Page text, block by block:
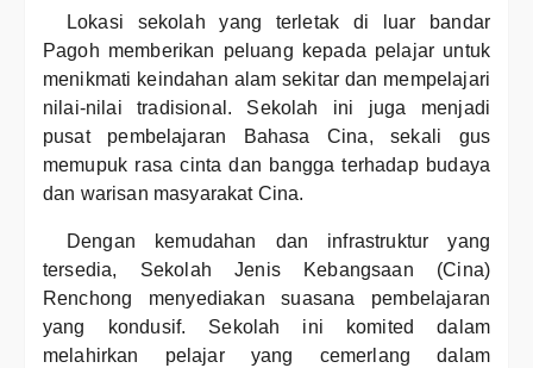
Lokasi sekolah yang terletak di luar bandar
Pagoh memberikan peluang kepada pelajar untuk
menikmati keindahan alam sekitar dan mempelajari
nilai-nilai tradisional. Sekolah ini juga menjadi
pusat pembelajaran Bahasa Cina, sekali gus
memupuk rasa cinta dan bangga terhadap budaya
dan warisan masyarakat Cina.
Dengan kemudahan dan infrastruktur yang
tersedia, Sekolah Jenis Kebangsaan (Cina)
Renchong menyediakan suasana pembelajaran
yang kondusif. Sekolah ini komited dalam
melahirkan pelajar yang cemerlang dalam